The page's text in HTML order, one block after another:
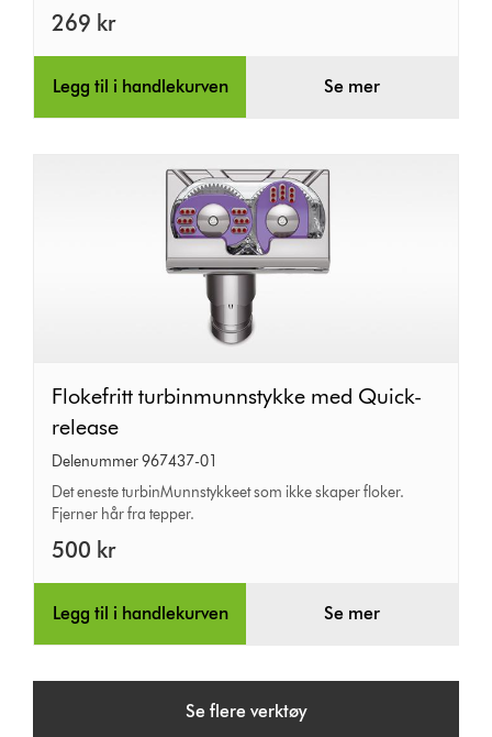
og
release
269 kr
Legg til i handlekurven Se mer
Flokefritt
turbinmunnstykke
med
Quick-
release
Flokefritt turbinmunnstykke med Quick-
release
Delenummer 967437-01
Det eneste turbinMunnstykkeet som ikke skaper floker.
Fjerner hår fra tepper.
500 kr
Legg til i handlekurven Se mer
Se flere verktøy